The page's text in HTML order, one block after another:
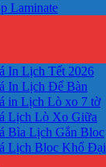
Laminate
In Lịch Tết 2026
In Lịch Để Bàn
in Lịch Lò xo 7 tờ
Lịch Lò Xo Giữa
Bìa Lịch Gắn Bloc
Lịch Bloc Khổ Đại